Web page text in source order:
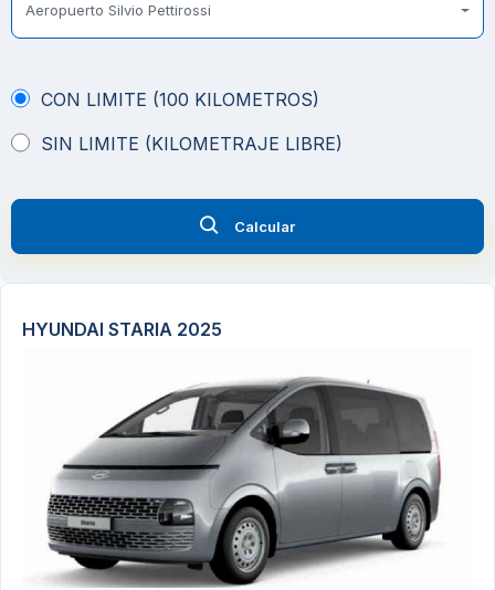
Aeropuerto Silvio Pettirossi
CON LIMITE (100 KILOMETROS)
SIN LIMITE (KILOMETRAJE LIBRE)
Calcular
HYUNDAI STARIA 2025